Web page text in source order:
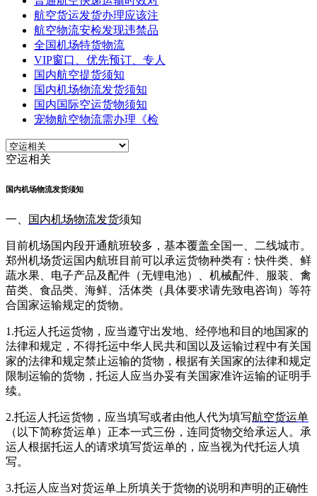
航空货运发货办理应该注
航空物流安检发现违禁品
全国机场特货物流
VIP窗口、优先预订、专人
国内航空提货须知
国内机场物流发货须知
国内国际空运货物须知
宠物航空物流需办理《检
空运相关
国内机场物流发货须知
一、 国内机场物流发货须知
目前机场国内段开通航班较多，基本覆盖全国一、二线城市。
郑州机场货运国内航班目前可以承运货物种类有：快件类、鲜
蔬水果、电子产品及配件（无锂电池）、机械配件、服装、禽
苗类、食品类、海鲜、活体类（具体要求请先致电咨询）等符
合国家运输规定的货物。
1.托运人托运货物，应当遵守出发地、经停地和目的地国家的
法律和规定，不得托运中华人民共和国以及运输过程中有关国
家的法律和规定禁止运输的货物，根据有关国家的法律和规定
限制运输的货物，托运人应当办妥有关国家准许运输的证明手
续。
2.托运人托运货物，应当填写或者由他人代为填写航空货运单
（以下简称货运单）正本一式三份，连同货物交给承运人。承
运人根据托运人的请求填写货运单的，应当视为代托运人填
写。
3.托运人应当对货运单上所填关于货物的说明和声明的正确性